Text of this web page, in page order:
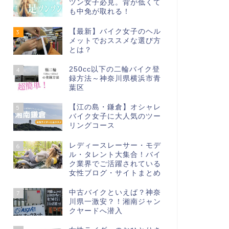
ツン女子必見。背が低くて
も中免が取れる！
3
【最新】バイク女子のヘル
メットでおススメな選び方
とは？
4
250cc以下の二輪バイク登
録方法～神奈川県横浜市青
葉区
5
【江の島・鎌倉】オシャレ
バイク女子に大人気のツー
リングコース
6
レディースレーサー・モデ
ル・タレント大集合！バイ
ク業界でご活躍されている
女性ブログ・サイトまとめ
7
中古バイクといえば？神奈
川県一激安？！湘南ジャン
クヤードへ潜入